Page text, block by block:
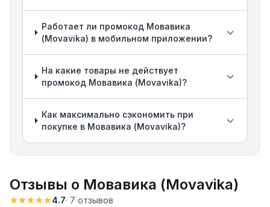
Работает ли промокод Мовавика
(Movavika) в мобильном приложении?
На какие товары не действует
промокод Мовавика (Movavika)?
Как максимально сэкономить при
покупке в Мовавика (Movavika)?
Отзывы о Мовавика (Movavika)
4.7· 7 отзывов